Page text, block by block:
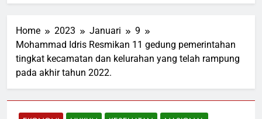
Home 2023 Januari
9
Mohammad Idris Resmikan 11 gedung pemerintahan
tingkat kecamatan dan kelurahan yang telah rampung
pada akhir tahun 2022.